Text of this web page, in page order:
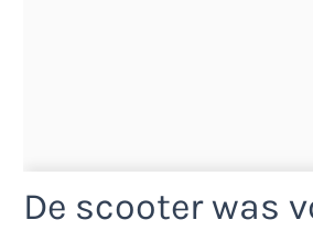
De scooter was